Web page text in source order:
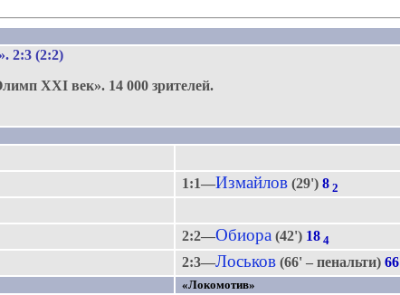
. 2:3 (2:2)
XXI век». 14 000 зрителей.
1:1—Измайлов (29')8 2
2:2—Обиора (42') 18 4
2:3—Лоськов (66' – пенальти)66
«Локомотив»